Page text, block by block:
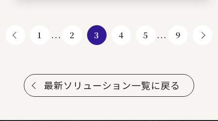
1 ... 2 3 4 5 ... 9
最新ソリューション一覧に戻る